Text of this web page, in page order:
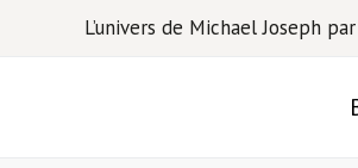
L’univers de Michael Joseph